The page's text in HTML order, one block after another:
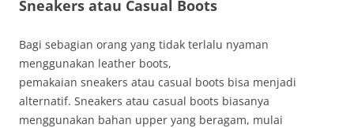
Sneakers atau Casual Boots
Bagi sebagian orang yang tidak terlalu nyaman
menggunakan leather boots,
pemakaian sneakers atau casual boots bisa menjadi
alternatif. Sneakers atau casual boots biasanya
menggunakan bahan upper yang beragam, mulai